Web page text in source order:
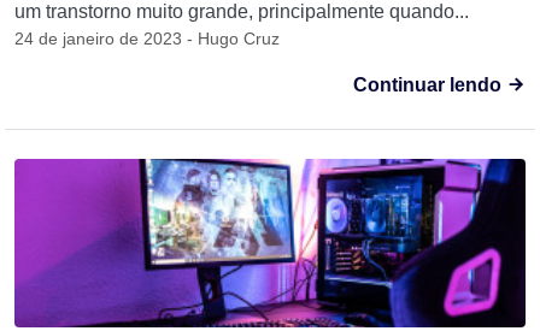
um transtorno muito grande, principalmente quando...
24 de janeiro de 2023 - Hugo Cruz
Continuar lendo